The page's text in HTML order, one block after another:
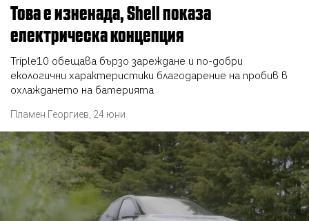
Това е изненада, Shell показа
електрическа концепция
Triple10 обещава бързо зареждане и по-добри
екологични характеристики благодарение на пробив в
охлаждането на батерията
Пламен Георгиев 24 юни